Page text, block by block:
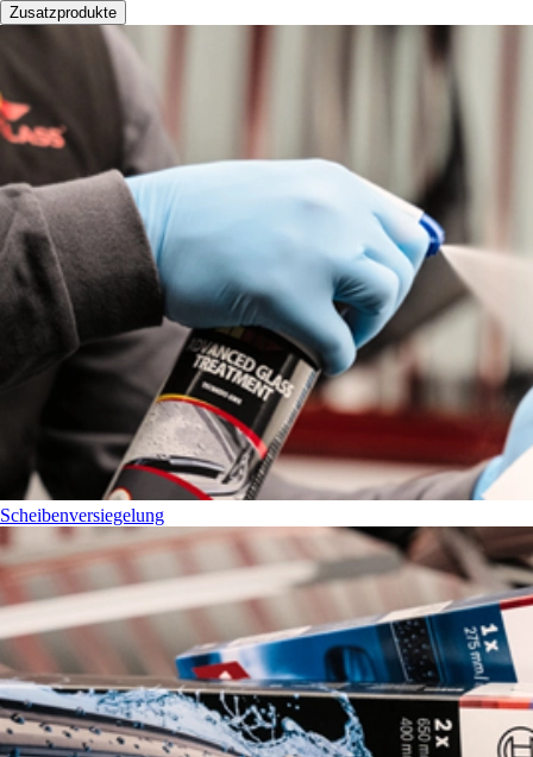
Zusatzprodukte
Scheibenversiegelung